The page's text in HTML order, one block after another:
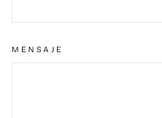
MENSAJE